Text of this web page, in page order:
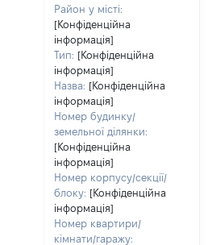
Район у місті:
[Конфіденційна
інформація]
Тип: [Конфіденційна
інформація]
Назва: [Конфіденційна
інформація]
Номер будинку/
земельної ділянки:
[Конфіденційна
інформація]
Номер корпусу/секції/
блоку: [Конфіденційна
інформація]
Номер квартири/
кімнати/гаражу: